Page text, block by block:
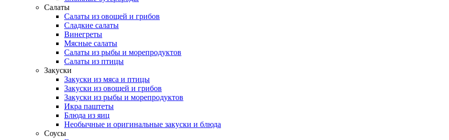
Салаты
Салаты из овощей и грибов
Сладкие салаты
Винегреты
Мясные салаты
Салаты из рыбы и морепродуктов
Салаты из птицы
Закуски
Закуски из мяса и птицы
Закуски из овощей и грибов
Закуски из рыбы и морепродуктов
Икра паштеты
Блюда из яиц
Необычные и оригинальные закуски и блюда
Соусы